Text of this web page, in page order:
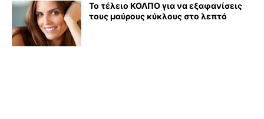
Το τέλειο ΚΟΛΠΟ για να εξαφανίσεις
τους μαύρους κύκλους στο λεπτό